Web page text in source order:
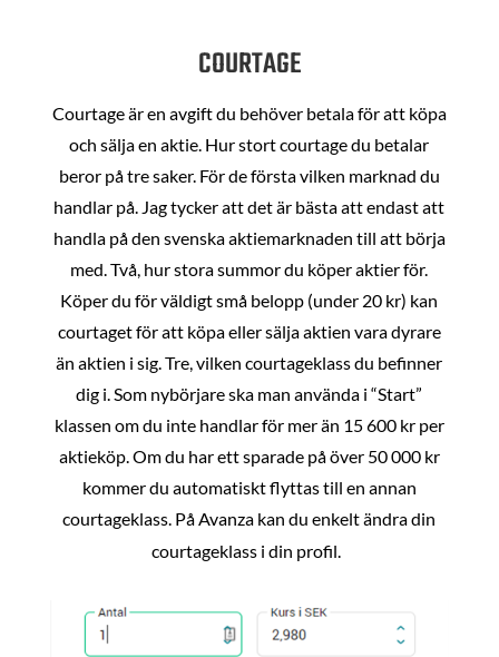
COURTAGE
Courtage är en avgift du behöver betala för att köpa
och sälja en aktie. Hur stort courtage du betalar
beror på tre saker. För de första vilken marknad du
handlar på. Jag tycker att det är bästa att endast att
handla på den svenska aktiemarknaden till att börja
med. Två, hur stora summor du köper aktier för.
Köper du för väldigt små belopp (under 20 kr) kan
courtaget för att köpa eller sälja aktien vara dyrare
än aktien i sig. Tre, vilken courtageklass du befinner
dig i. Som nybörjare ska man använda i “Start”
klassen om du inte handlar för mer än 15 600 kr per
aktieköp. Om du har ett sparade på över 50 000 kr
kommer du automatiskt flyttas till en annan
courtageklass. På Avanza kan du enkelt ändra din
courtageklass i din profil.